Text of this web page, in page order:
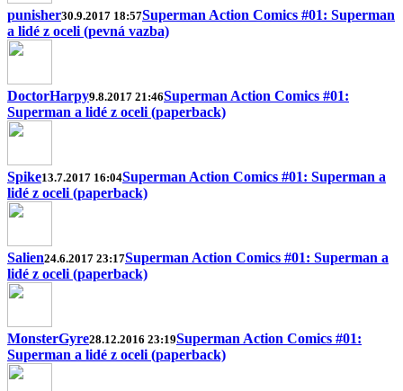
punisher30.9.2017 18:57Superman Action Comics #01: Superman
a lidé z oceli (pevná vazba)
DoctorHarpy9.8.2017 21:46Superman Action Comics #01:
Superman a lidé z oceli (paperback)
Spike13.7.2017 16:04Superman Action Comics #01: Superman a
lidé z oceli (paperback)
Salien24.6.2017 23:17Superman Action Comics #01: Superman a
lidé z oceli (paperback)
MonsterGyre28.12.2016 23:19Superman Action Comics #01:
Superman a lidé z oceli (paperback)